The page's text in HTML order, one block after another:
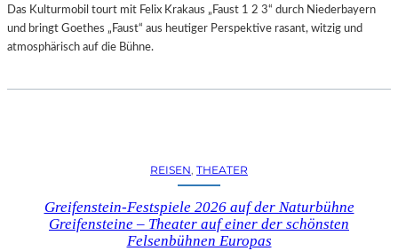
Das Kulturmobil tourt mit Felix Krakaus „Faust 1 2 3“ durch Niederbayern
und bringt Goethes „Faust“ aus heutiger Perspektive rasant, witzig und
atmosphärisch auf die Bühne.
REISEN, THEATER
Greifenstein-Festspiele 2026 auf der Naturbühne
Greifensteine – Theater auf einer der schönsten
Felsenbühnen Europas